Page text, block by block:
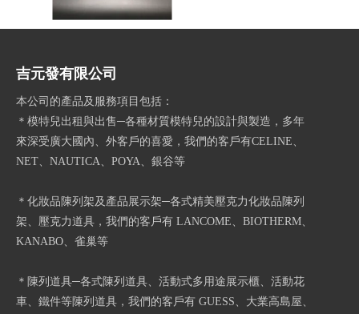
壓克力衣架HG-2
吉元發有限公司
本公司的產品及服務項目包括：
＊模特兒出租與出售─各種材質模特兒的設計與製造，多年
來深受廣大國內、外客戶的喜愛，我們的客戶有CELINE、
NET、NAUTICA、POYA、銀谷等
＊化妝品陳列架及產品展示架─各式精美壓克力化妝品陳列
架、壓克力道具，我們的客戶有 LANCOME、BIOTHERM、
KANABO、雀巢等
＊陳列道具─各式陳列道具、活動式多用途展示櫃、活動花
車、鐵件等陳列道具，我們的客戶有 GUESS、大業高島屋、